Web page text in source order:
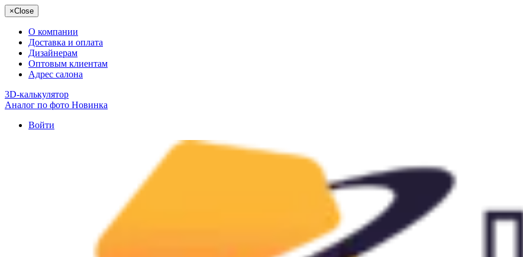
×Close
О компании
Доставка и оплата
Дизайнерам
Оптовым клиентам
Адрес салона
3D-калькулятор
Аналог по фото Новинка
Войти